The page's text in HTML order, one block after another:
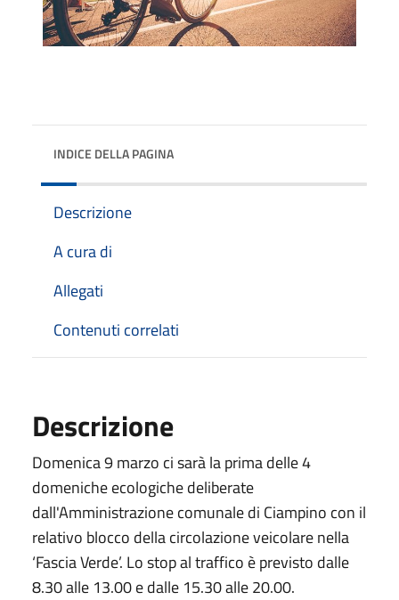
INDICE DELLA PAGINA
Descrizione
A cura di
Allegati
Contenuti correlati
Descrizione
Domenica 9 marzo ci sarà la prima delle 4
domeniche ecologiche deliberate
dall'Amministrazione comunale di Ciampino con il
relativo blocco della circolazione veicolare nella
‘Fascia Verde’. Lo stop al traffico è previsto dalle
8.30 alle 13.00 e dalle 15.30 alle 20.00.